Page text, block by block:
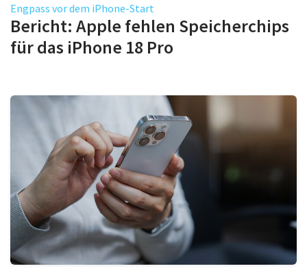
Engpass vor dem iPhone-Start
Bericht: Apple fehlen Speicherchips
für das iPhone 18 Pro